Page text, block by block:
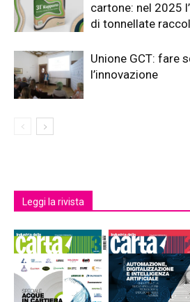
cartone: nel 2025
di tonnellate
Unione GCT: fare
l’innovazione
Leggi la rivista